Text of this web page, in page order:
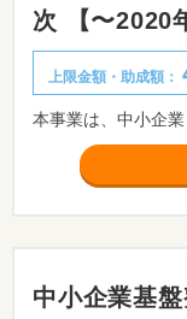
次 【〜2020
上限金額・助成額：
中小企業基